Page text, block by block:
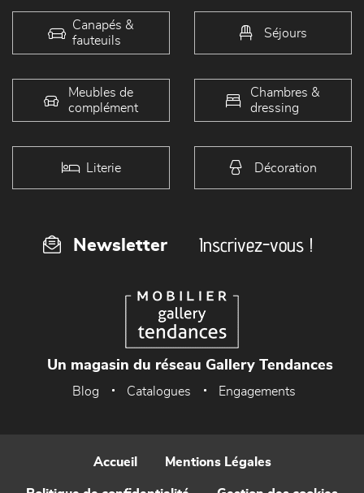
Canapés &
fauteuils
Séjours
Meubles de
complément
Chambres &
dressing
Literie Décoration
Newsletter Inscrivez-vous !
Un magasin du réseau Gallery Tendances
Blog Catalogues Engagements
Accueil Mentions Légales